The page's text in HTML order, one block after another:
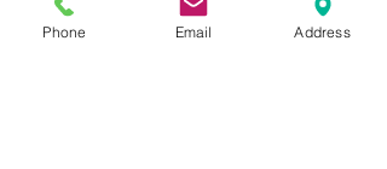
Phone Email Address